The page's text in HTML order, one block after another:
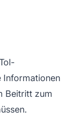
Informationen
Beitritt zum